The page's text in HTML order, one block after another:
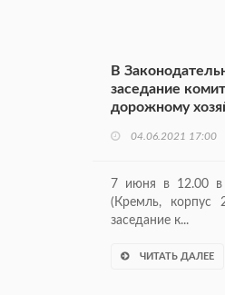
В
заседание
дорожному
04.06.2021 17:00
7 июня в 12.00 в
(Кремль, корпус
заседание к...
ЧИТАТЬ ДАЛЕЕ